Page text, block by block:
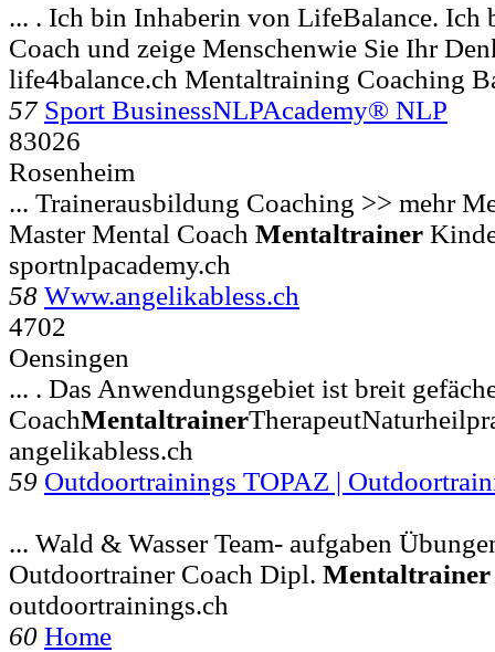
... . Ich bin Inhaberin von LifeBalance. Ich
Coach und zeige Menschenwie Sie Ihr
life4balance.ch Mentaltraining Coaching
57 Sport BusinessNLPAcademy® NLP
83026
Rosenheim
... Trainerausbildung Coaching >> mehr
Master Mental Coach Mentaltrainer
sportnlpacademy.ch
58 Www.angelikabless.ch
4702
Oensingen
... . Das Anwendungsgebiet ist breit
CoachMentaltrainer
angelikabless.ch
59 Outdoortrainings TOPAZ |
... Wald & Wasser Team- aufgaben
Outdoortrainer Coach Dipl. Mentaltrainer
outdoortrainings.ch
60 Home